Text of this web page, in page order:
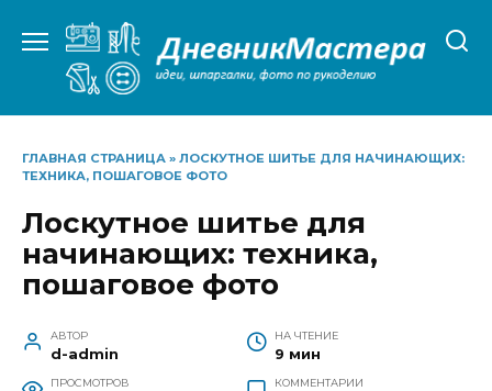
содержанию
ГЛАВНАЯ СТРАНИЦА » ЛОСКУТНОЕ ШИТЬЕ ДЛЯ НАЧИНАЮЩИХ:
ТЕХНИКА, ПОШАГОВОЕ ФОТО
Лоскутное шитье для
начинающих: техника,
пошаговое фото
АВТОР
d-admin
НА ЧТЕНИЕ
9 мин
ПРОСМОТРОВ КОММЕНТАРИИ